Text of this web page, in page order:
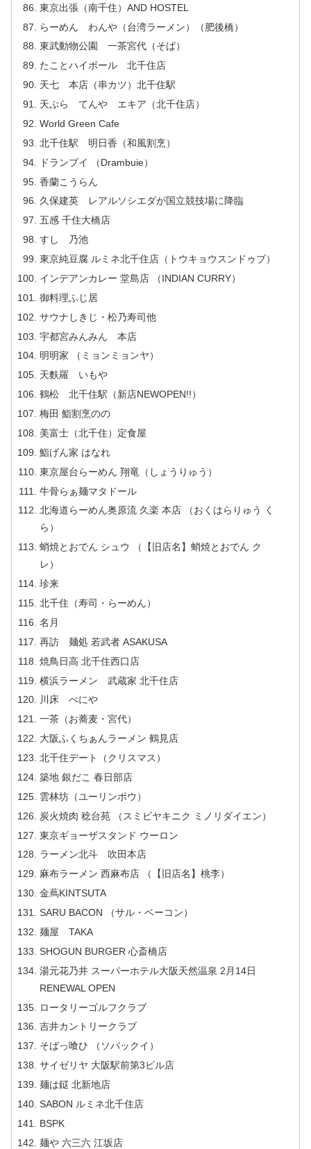
東京出張（南千住）AND HOSTEL
らーめん わんや（台湾ラーメン）（肥後橋）
東武動物公園 一茶宮代（そば）
たことハイボール 北千住店
天七 本店（串カツ）北千住駅
天ぷら てんや エキア（北千住店）
World Green Cafe
北千住駅 明日香（和風割烹）
ドランブイ （Drambuie）
香蘭こうらん
久保建英 レアルソシエダが国立競技場に降臨
五感 千住大橋店
すし 乃池
東京純豆腐 ルミネ北千住店（トウキョウスンドゥブ）
インデアンカレー 堂島店 （INDIAN CURRY）
御料理ふじ居
サウナしきじ・松乃寿司他
宇都宮みんみん 本店
明明家 （ミョンミョンヤ）
天麩羅 いもや
鶴松 北千住駅（新店NEWOPEN!!）
梅田 鮨割烹のの
美富士（北千住）定食屋
鮨げん家 はなれ
東京屋台らーめん 翔竜（しょうりゅう）
牛骨らぁ麺マタドール
北海道らーめん奥原流 久楽 本店 （おくはらりゅう く
ら）
蛸焼とおでん シュウ （【旧店名】蛸焼とおでん ク
レ）
珍来
北千住（寿司・らーめん）
名月
再訪 麺処 若武者 ASAKUSA
焼鳥日高 北千住西口店
横浜ラーメン 武蔵家 北千住店
川床 べにや
一茶（お蕎麦・宮代）
大阪ふくちぁんラーメン 鶴見店
北千住デート（クリスマス）
築地 銀だこ 春日部店
雲林坊（ユーリンボウ）
炭火焼肉 稔台苑 （スミビヤキニク ミノリダイエン）
東京ギョーザスタンド ウーロン
ラーメン北斗 吹田本店
麻布ラーメン 西麻布店 （【旧店名】桃李）
金蔦KINTSUTA
SARU BACON （サル・ベーコン）
麺屋 TAKA
SHOGUN BURGER 心斎橋店
湯元花乃井 スーパーホテル大阪天然温泉 2月14日
RENEWAL OPEN
ロータリーゴルフクラブ
吉井カントリークラブ
そばっ喰ひ （ソバックイ）
サイゼリヤ 大阪駅前第3ビル店
麺は鎹 北新地店
SABON ルミネ北千住店
BSPK
麺や 六三六 江坂店